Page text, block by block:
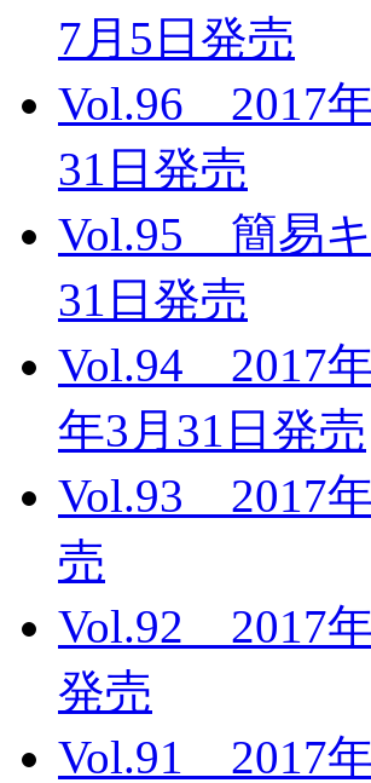
7月5日発売
Vol.96 2017
31日発売
Vol.95 簡易
31日発売
Vol.94 2017
年3月31日発売
Vol.93 2017
売
Vol.92 2017
発売
Vol.91 2017